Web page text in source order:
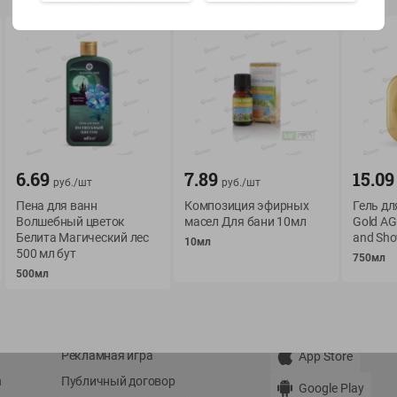
Показать 15-28 из 79
Оплата
Условия доставки
Возврат товара
Рекламная игра
Публичный договор
История покупок
Мои товары
Обратная связь
App Store
Google Play
6.69 руб./шт
Пена для ванн
Волшебный цветок
Белита Магический лес
500 мл бут
500мл
7.89 руб./шт
Композиция эфирных
масел Для бани 10мл
10мл
15.09
Гель
Gold
and
750мл